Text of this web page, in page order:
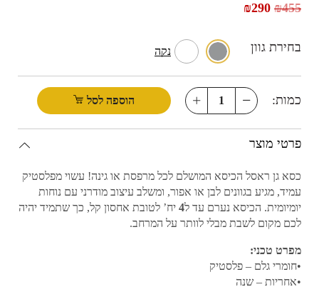
₪455
₪290
בחירת גוון נקה
כמות: הוספה לסל
פרטי מוצר
כסא גן ראסל הכיסא המושלם לכל מרפסת או גינה! עשוי מפלסטיק
עמיד, מגיע בגוונים לבן או אפור, ומשלב עיצוב מודרני עם נוחות
יומיומית. הכיסא נערם עד ל4 יח’ לטובת אחסון קל, כך שתמיד יהיה
לכם מקום לשבת מבלי לוותר על המרחב.
מפרט טכני:
•חומרי גלם – פלסטיק
•אחריות – שנה